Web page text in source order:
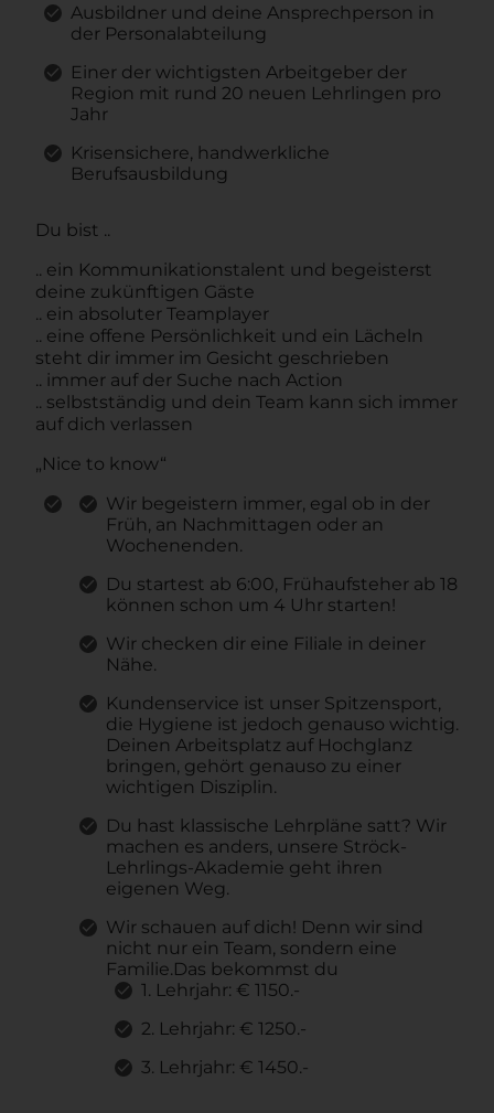
Ausbildner und deine Ansprechperson in
der Personalabteilung
Einer der wichtigsten Arbeitgeber der
Region mit rund 20 neuen Lehrlingen pro
Jahr
Krisensichere, handwerkliche
Berufsausbildung
Du bist ..
.. ein Kommunikationstalent und begeisterst
deine zukünftigen Gäste
.. ein absoluter Teamplayer
.. eine offene Persönlichkeit und ein Lächeln
steht dir immer im Gesicht geschrieben
.. immer auf der Suche nach Action
.. selbstständig und dein Team kann sich immer
auf dich verlassen
„Nice to know“
Wir begeistern immer, egal ob in der
Früh, an Nachmittagen oder an
Wochenenden.
Du startest ab 6:00, Frühaufsteher ab 18
können schon um 4 Uhr starten!
Wir checken dir eine Filiale in deiner
Nähe.
Kundenservice ist unser Spitzensport,
die Hygiene ist jedoch genauso wichtig.
Deinen Arbeitsplatz auf Hochglanz
bringen, gehört genauso zu einer
wichtigen Disziplin.
Du hast klassische Lehrpläne satt? Wir
machen es anders, unsere Ströck-
Lehrlings-Akademie geht ihren
eigenen Weg.
Wir schauen auf dich! Denn wir sind
nicht nur ein Team, sondern eine
Familie.Das bekommst du
1. Lehrjahr: € 1150.-
2. Lehrjahr: € 1250.-
3. Lehrjahr: € 1450.-